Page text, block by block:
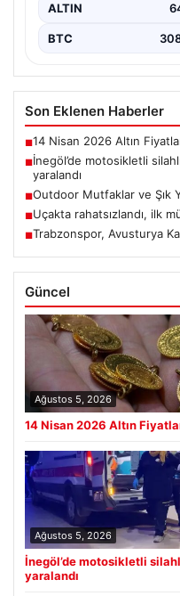
ALTIN
BTC
Son Eklenen Haberler
■14 Nisan 2026 Altın
■İnegöl’de motosikletli
yaralandı
■Outdoor Mutfaklar ve Şık
■Uçakta rahatsızlandı, ilk
■Trabzonspor, Avusturya
Güncel
Ağustos 5, 2026
14 Nisan 2026 Altın
Ağustos 5, 2026
İnegöl’de motosikletli
yaralandı